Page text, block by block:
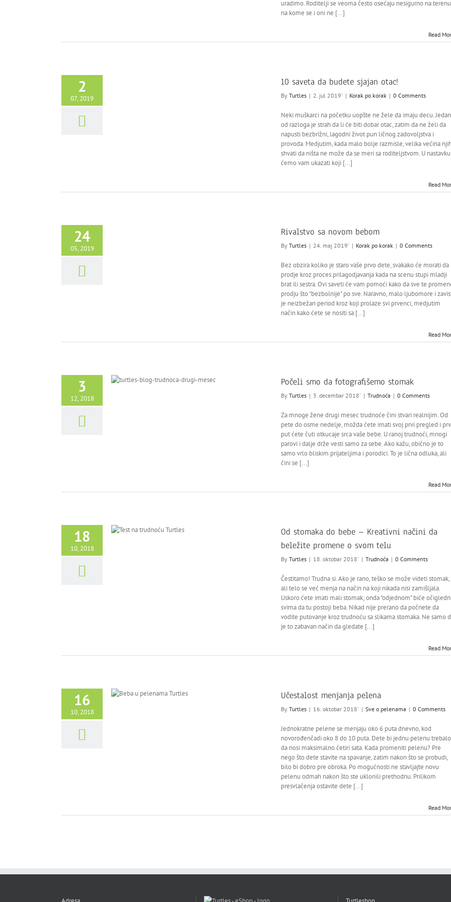
uradimo. Roditelji se veoma često osećaju nesigurno na terenu
na kome se i oni ne [...]
Read
2
07, 2019
10 saveta da budete sjajan otac!
By Turtles | 2. jul 2019' | Korak po korak | 0 Comments
Neki muškarci na početku uopšte ne žele da imaju decu. Jedan
od razloga je strah da li će biti dobar otac, zatim da ne želi da
napusti bezbrižni, lagodni život pun ličnog zadovoljstva i
provoda. Medjutim, kada malo bolje razmisle, velika većina
shvati da ništa ne može da se meri sa roditeljstvom. U nastavku
ćemo vam ukazati koji [...]
Read
24
05, 2019
Rivalstvo sa novom bebom
By Turtles | 24. maj 2019' | Korak po korak | 0 Comments
Bez obzira koliko je staro vaše prvo dete, svakako će morati da
prodje kroz proces prilagodjavanja kada na scenu stupi mladji
brat ili sestra. Ovi saveti će vam pomoći kako da sve te
prodju što "bezbolnije" po sve. Naravno, malo ljubomore i
je neizbežan period kroz koji prolaze svi prvenci, medjutim
način kako ćete se nositi sa [...]
Read
3
12, 2018
Počeli smo da fotografišemo stomak
By Turtles | 3. decembar 2018' | Trudnoća | 0 Comments
Za mnoge žene drugi mesec trudnoće čini stvari realnijim. Od
pete do osme nedelje, možda ćete imati svoj prvi pregled i
put ćete čuti otkucaje srca vaše bebe. U ranoj trudnoći, mnogi
parovi i dalje drže vesti samo za sebe. Ako kažu, obično je to
samo vrlo bliskim prijateljima i porodici. To je lična odluka, ali
čini se [...]
Read
18
10, 2018
Od stomaka do bebe – Kreativni načini da
beležite promene o svom telu
By Turtles | 18. oktobar 2018' | Trudnoća | 0 Comments
Čestitamo! Trudna si. Ako je rano, teško se može videti stomak,
ali telo se već menja na način na koji nikada nisi zamišljala.
Uskoro ćete imati mali stomak; onda "odjednom" biće
svima da tu postoji beba. Nikad nije prerano da počnete da
vodite putovanje kroz trudnoću sa slikama stomaka. Ne samo
je to zabavan način da gledate [...]
Read
16
10, 2018
Učestalost menjanja pelena
By Turtles | 16. oktobar 2018' | Sve o pelenama | 0 Comments
Jednokratne pelene se menjaju oko 6 puta dnevno, kod
novorođenčadi oko 8 do 10 puta. Dete bi jednu pelenu trebalo
da nosi maksimalno četiri sata. Kada promeniti pelenu? Pre
nego što dete stavite na spavanje, zatim nakon što se probudi,
bilo bi dobro pre obroka. Po mogućnosti ne stavljajte novu
pelenu odmah nakon što ste uklonili prethodnu. Prilikom
presvlačenja ostavite dete [...]
Read